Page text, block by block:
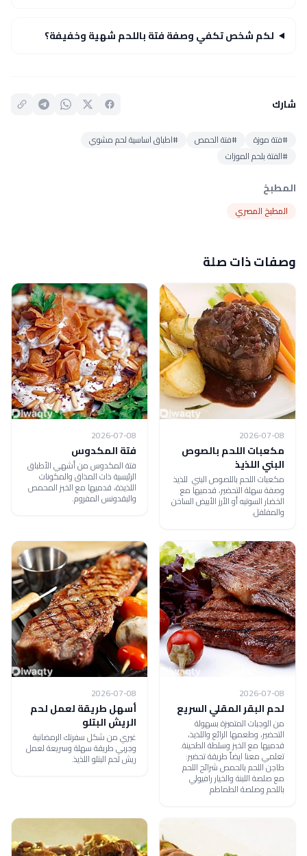
لكم شخص تكفي وصفة فتة باللحم شهية وخفيفة؟
شارك
#فتة موزة #فتة الحمص
#اطباق اساسية لحم مشوي
#الفتة بلحم الموزات
المطبخ
المطبخ المصري
وصفات ذات صلة
2026-07-08
مكعبات اللحم بالصوص
البني اللذيذ
مكعبات اللحم باللصوص البني للذيذ
وصفة سهلة التحضير، قدميها مع
الخضار السوتيه أو الأرز الأبيض الساخن
والمفلفل.
2026-07-08
فتة المكدوس
فتة المكدوس من أشهي الأطباق
الرئيسية ذات المذاق والمكونات
اللذيذة، قدميها مع الخبز المحمص
والبقدونس المفروم.
2026-07-08
لحم البقر المقلي السريع
من الوجبات المتميزة بسهولة
التحضير، وطعمها الرائع واللذيذ،
قدميها مع الخبز وسلطة الطحينة.
تعلمي معنا ايضاً طريقة تحضير:
طاجن اللحم بالحمص شرائح اللحم
مع صلصة اللبنة والخيار رافيولي
باللحم وصلصة الطماطم
2026-07-08
أسهل طريقة لعمل لحم
الريش البتلو
غيري من شكل سفرتك الرمضانية
وجربي طريقة سهلة وسريعة لعمل
ريش لحم البتلو اللذيذ.